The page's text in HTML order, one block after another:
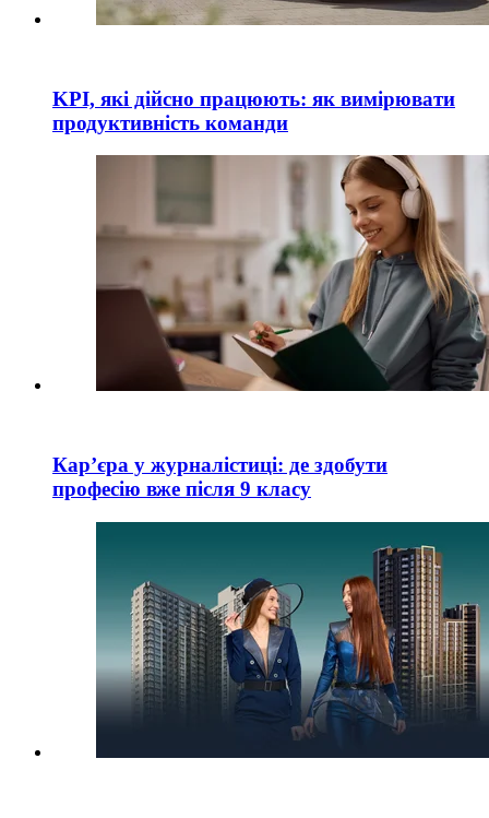
KPI, які дійсно працюють: як вимірювати
продуктивність команди
Кар’єра у журналістиці: де здобути
професію вже після 9 класу